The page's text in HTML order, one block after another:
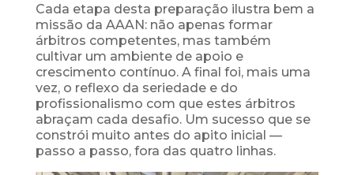
Cada etapa desta preparação ilustra bem a
missão da AAAN: não apenas formar
árbitros competentes, mas também
cultivar um ambiente de apoio e
crescimento contínuo. A final foi, mais uma
vez, o reflexo da seriedade e do
profissionalismo com que estes árbitros
abraçam cada desafio. Um sucesso que se
constrói muito antes do apito inicial —
passo a passo, fora das quatro linhas.